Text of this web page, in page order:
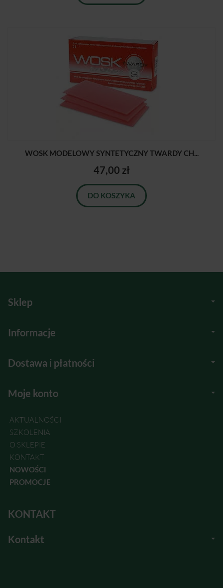
WOSK MODELOWY SYNTETYCZNY TWARDY CH...
47,00 zł
DO KOSZYKA
Sklep
Informacje
Dostawa i płatności
Moje konto
AKTUALNOŚCI
SZKOLENIA
O SKLEPIE
KONTAKT
NOWOŚCI
PROMOCJE
KONTAKT
Kontakt